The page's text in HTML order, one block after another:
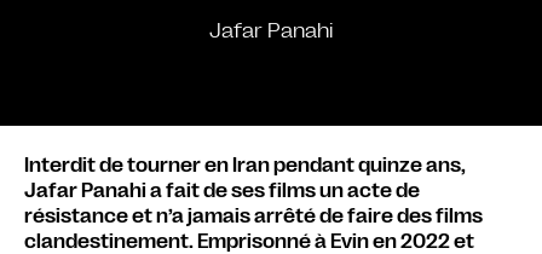
Jafar Panahi
Interdit de tourner en Iran pendant quinze ans,
Jafar Panahi a fait de ses films un acte de
résistance et n’a jamais arrêté de faire des films
clandestinement. Emprisonné à Evin en 2022 et